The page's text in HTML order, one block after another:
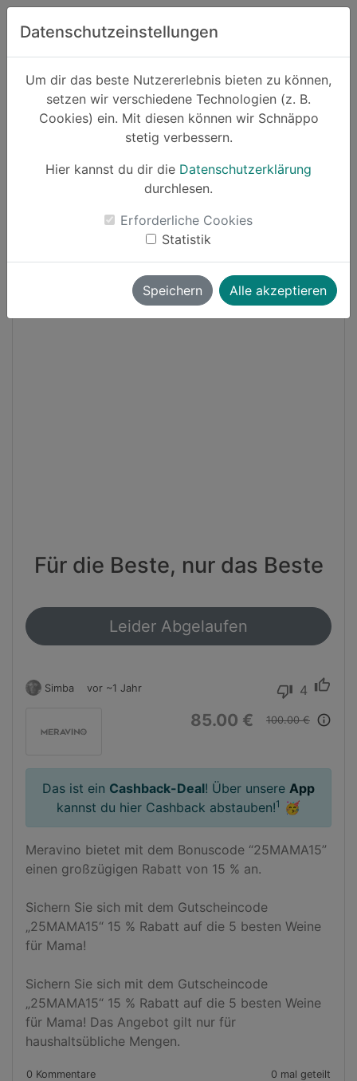
Zum Hauptinhalt springen
Datenschutzeinstellungen
Um dir das beste Nutzererlebnis bieten zu können,
setzen wir verschiedene Technologien (z. B.
Cookies) ein. Mit diesen können wir Schnäppo
stetig verbessern.
Hier kannst du dir die Datenschutzerklärung
durchlesen.
Erforderliche Cookies
Statistik
Speichern Alle akzeptieren
Suchen
Schnäppchen Lebensmittel und Getränke
Cashback
Für die Beste, nur das Beste
Leider Abgelaufen
Simba vor ~1 Jahr thumb_down 4 thumb_up
85.00 € 100.00 € info_outline
Das ist ein Cashback-Deal! Über unsere App
kannst du hier Cashback abstauben!1 🥳
Meravino bietet mit dem Bonuscode “25MAMA15”
einen großzügigen Rabatt von 15 % an.
Sichern Sie sich mit dem Gutscheincode
„25MAMA15“ 15 % Rabatt auf die 5 besten Weine
für Mama!
Sichern Sie sich mit dem Gutscheincode
„25MAMA15“ 15 % Rabatt auf die 5 besten Weine
für Mama! Das Angebot gilt nur für
haushaltsübliche Mengen.
0 Kommentare 0 mal geteilt